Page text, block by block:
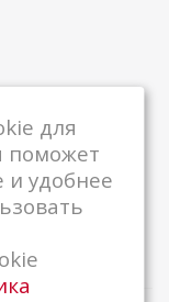
для
поможет
и удобнее